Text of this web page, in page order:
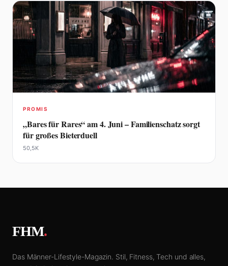
PROMIS
„Bares für Rares“ am 4. Juni – Familienschatz sorgt
für großes Bieterduell
50,5K
FHM.
Das Männer-Lifestyle-Magazin. Stil, Fitness, Tech und alles,